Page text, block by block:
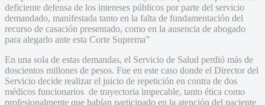
deficiente defensa de los intereses públicos por parte del servicio
demandado, manifestada tanto en la falta de fundamentación del
recurso de casación presentado, como en la ausencia de abogado
para alegarlo ante esta Corte Suprema”
En una sola de estas demandas, el Servicio de Salud perdió más de
doscientos millones de pesos. Fue en este caso donde el Director del
Servicio decide realizar el juicio de repetición en contra de dos
médicos funcionarios de trayectoria impecable, tanto ética como
profesionalmente que habían participado en la atención del paciente